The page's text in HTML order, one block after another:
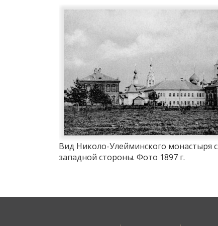
Вид Николо-Улейминского монастыря с
западной стороны. Фото 1897 г.